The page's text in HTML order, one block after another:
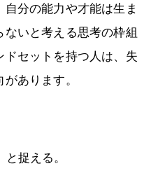
分の能力や才能は生ま
いと考える思考の枠組
セットを持つ人は、失
あります。
捉える。